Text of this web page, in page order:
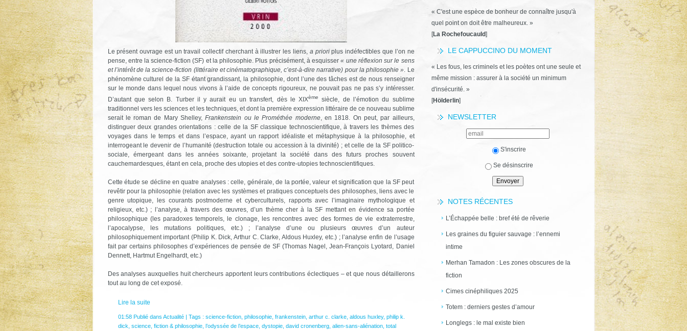
« C'est une espèce de bonheur de connaître jusqu'à
quel point on doit être malheureux. »
[La Rochefoucauld]
LE CAPPUCCINO DU MOMENT
« Les fous, les criminels et les poètes ont une seule et
même mission : assurer à la société un minimum
d'insécurité. »
[Hölderlin]
NEWSLETTER
S'inscrire
Se désinscrire
NOTES RÉCENTES
L’Échappée belle : bref été de rêverie
Les graines du figuier sauvage : l’ennemi
intime
Merhan Tamadon : Les zones obscures de la
fiction
Cimes cinéphiliques 2025
Totem : derniers gestes d’amour
Longlegs : le mal existe bien
Le présent ouvrage est un travail collectif cherchant à illustrer les liens, a prioriplus indéfectibles que l’on ne
pense, entre la science-fiction (SF) et la philosophie. Plus précisément, à esquisser« une réflexion sur le sens
et l’intérêt de la science-fiction (littéraire et cinématographique, c’est-à-dire narrative) pour la philosophie » . Le
phénomène culturel de la SF étant grandissant, la philosophie, dont l’une des tâches est de nous renseigner
sur le monde dans lequel nous vivons à l’aide de concepts rigoureux, ne pouvait pas ne pas s’y intéresser.
D’autant que selon B. Turber il y aurait eu un transfert, dès le XIXème
siècle, de l’émotion du sublime
traditionnel vers les sciences et les techniques, et dont la première expression littéraire de ce nouveau sublime
serait le roman de Mary Shelley,Frankenstein ou le Prométhée moderne, en 1818. On peut, par ailleurs,
distinguer deux grandes orientations : celle de la SF classique technoscientifique, à travers les thèmes des
voyages dans le temps et dans l’espace, ayant un rapport idéaliste et métaphysique à la philosophie, et
interrogeant le devenir de l’humanité (destruction totale ou accession à la divinité) ; et celle de la SF politico-
sociale, émergeant dans les années soixante, projetant la société dans des futurs proches souvent
cauchemardesques, étant en cela, proche des utopies et des contre-utopies technoscientifiques.
Cette étude se décline en quatre analyses : celle, générale, de la portée, valeur et signification que la SF peut
revêtir pour la philosophie (relation avec les systèmes et pratiques conceptuels des philosophes, liens avec le
genre utopique, les courants postmoderne et cyberculturels, rapports avec l’imaginaire mythologique et
religieux, etc.) ; l’analyse, à travers des œuvres, d’un thème cher à la SF mettant en évidence sa portée
philosophique (les paradoxes temporels, le clonage, les rencontres avec des formes de vie extraterrestre,
l’apocalypse, les mutations politiques, etc.) ; l’analyse d’une ou plusieurs œuvres d’un auteur
philosophiquement important (Philip K. Dick, Arthur C. Clarke, Aldous Huxley, etc.) ; l’analyse enfin de l’usage
fait par certains philosophes d’expériences de pensée de SF (Thomas Nagel, Jean-François Lyotard, Daniel
Dennett, Hartmut Engelhardt, etc.)
Des analyses auxquelles huit chercheurs apportent leurs contributions éclectiques – et que nous détaillerons
tout au long de cet exposé.
Lire la suite
01:58 Publié dans Actualité| Tags : science-fiction, philosophie, frankenstein, arthur c. clarke, aldous huxley, philip k.
dick science, fiction & philosophie, l’odyssée de l’espace, dystopie, david cronenberg, alien-sans-aliénation, total